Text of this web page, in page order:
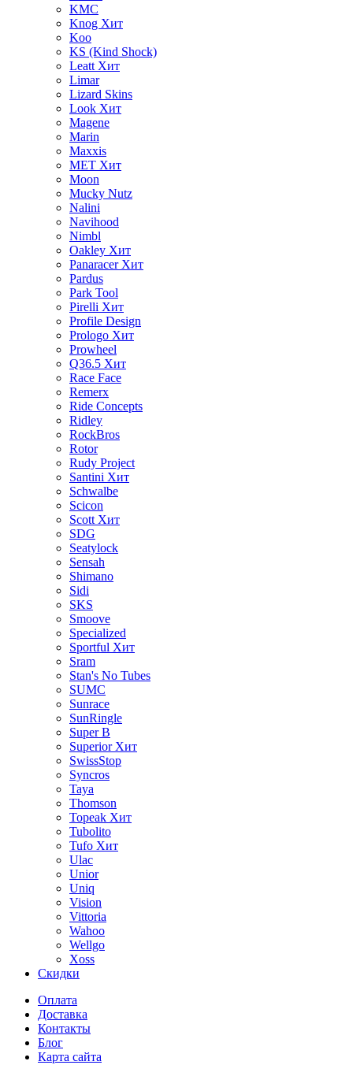
KMC
Knog Хит
Koo
KS (Kind Shock)
Leatt Хит
Limar
Lizard Skins
Look Хит
Magene
Marin
Maxxis
MET Хит
Moon
Mucky Nutz
Nalini
Navihood
Nimbl
Oakley Хит
Panaracer Хит
Pardus
Park Tool
Pirelli Хит
Profile Design
Prologo Хит
Prowheel
Q36.5 Хит
Race Face
Remerx
Ride Concepts
Ridley
RockBros
Rotor
Rudy Project
Santini Хит
Schwalbe
Scicon
Scott Хит
SDG
Seatylock
Sensah
Shimano
Sidi
SKS
Smoove
Specialized
Sportful Хит
Sram
Stan's No Tubes
SUMC
Sunrace
SunRingle
Super B
Superior Хит
SwissStop
Syncros
Taya
Thomson
Topeak Хит
Tubolito
Tufo Хит
Ulac
Unior
Uniq
Vision
Vittoria
Wahoo
Wellgo
Xoss
Скидки
Оплата
Доставка
Контакты
Блог
Карта сайта